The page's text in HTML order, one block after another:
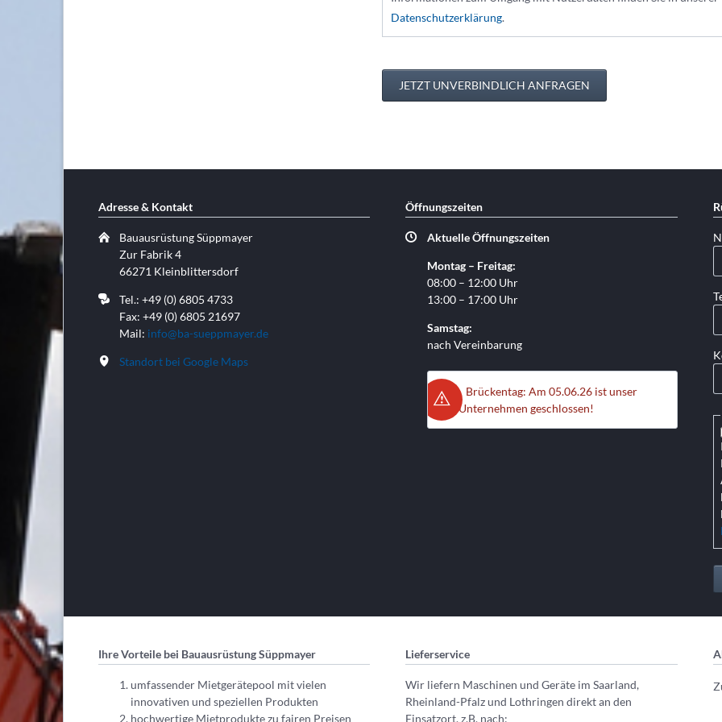
Datenschutzerklärung.
JETZT UNVERBINDLICH ANFRAGEN
Adresse & Kontakt
Bauausrüstung Süppmayer
Zur Fabrik 4
66271 Kleinblittersdorf
Tel.: +49 (0) 6805 4733
Fax: +49 (0) 6805 21697
Mail: info@ba-sueppmayer.de
Standort bei Google Maps
Öffnungszeiten
Aktuelle Öffnungszeiten
Montag – Freitag:
08:00 – 12:00 Uhr
13:00 – 17:00 Uhr
Samstag:
nach Vereinbarung
Brückentag: Am 05.06.26 ist unser
Unternehmen geschlossen!
Ihre Vorteile bei Bauausrüstung Süppmayer
umfassender Mietgerätepool mit vielen
innovativen und speziellen Produkten
hochwertige Mietprodukte zu fairen Preisen
Lieferservice
Wir liefern Maschinen und Geräte im Saarland,
Rheinland-Pfalz und Lothringen direkt an den
Einsatzort, z.B. nach: